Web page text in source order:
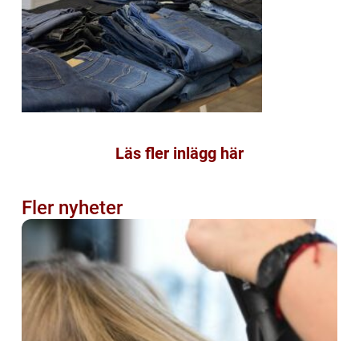
Läs fler inlägg här
Fler nyheter